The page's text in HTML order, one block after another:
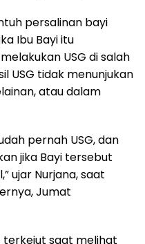
persalinan bayi
Ibu Bayi itu
USG di salah
USG tidak menunjukan
atau dalam
pernah USG, dan
jika Bayi tersebut
ujar Nurjana, saat
Jumat
terkejut saat melihat